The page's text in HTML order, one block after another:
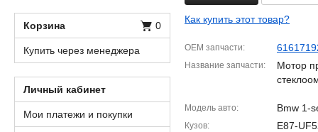
Как купить этот товар?
OEM запчасти
Название запчасти
Мотор
Модель авто Bmw 1-
Кузов E87-
Корзина 0
Купить через менеджера
Личный кабинет
Мои платежи и покупки